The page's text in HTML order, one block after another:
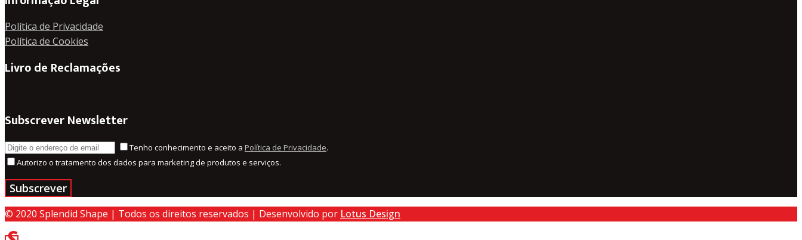
Política de Privacidade
Política de Cookies
Livro de Reclamações
Subscrever Newsletter
Tenho conhecimento e aceito a Política de Privacidade.
Autorizo o tratamento dos dados para marketing de produtos e serviços.
© 2020 Splendid Shape | Todos os direitos reservados | Desenvolvido por Lotus Design
Voltar